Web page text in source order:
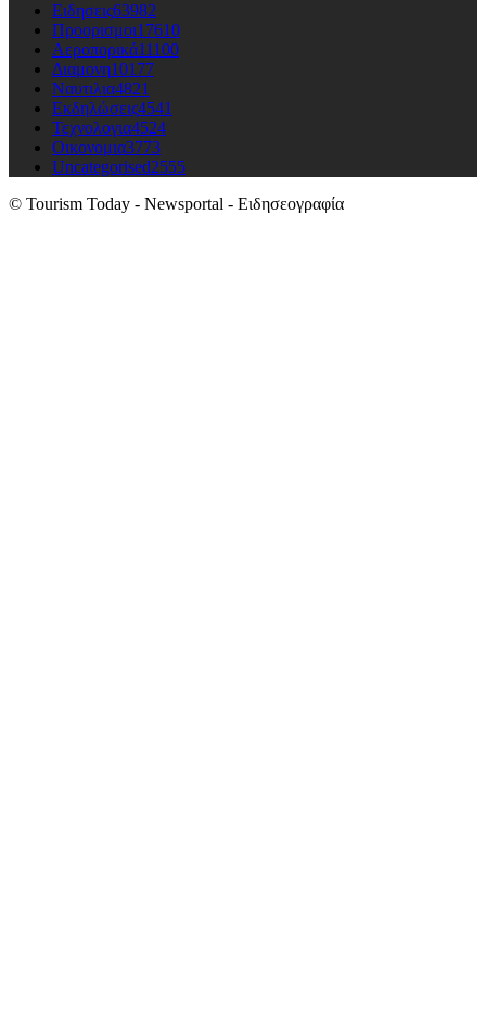
Ειδησεις63982
Προορισμοι17610
Αεροπορικά11100
Διαμονη10177
Ναυτιλια4821
Εκδηλώσεις4541
Τεχνολογια4524
Οικονομια3773
Uncategorised2555
© Tourism Today - Newsportal - Ειδησεογραφία